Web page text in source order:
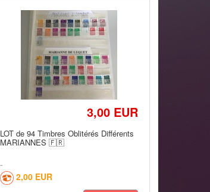
3,00 EUR
LOT de 94 Timbres Oblitérés Différents
MARIANNES 🇫🇷
2,00 EUR